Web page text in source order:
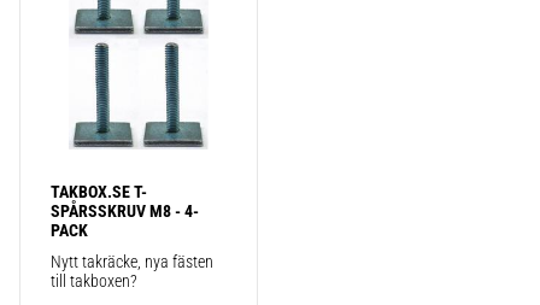
TAKBOX.SE T-
SPÅRSSKRUV M8 - 4-
PACK
Nytt takräcke, nya fästen
till takboxen?